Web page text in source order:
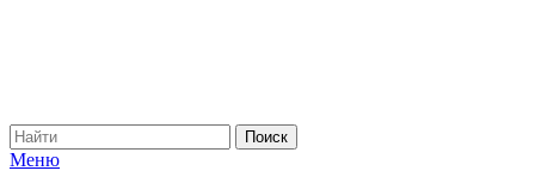
Меню